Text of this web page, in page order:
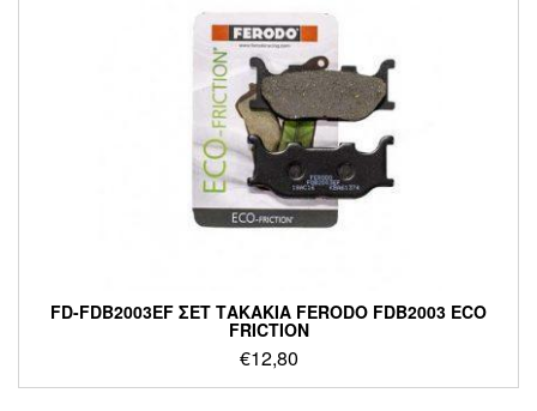
FD-FDB2003EF ΣΕΤ ΤΑΚΑΚΙΑ FERODO FDB2003 ECO
FRICTION
€12,80